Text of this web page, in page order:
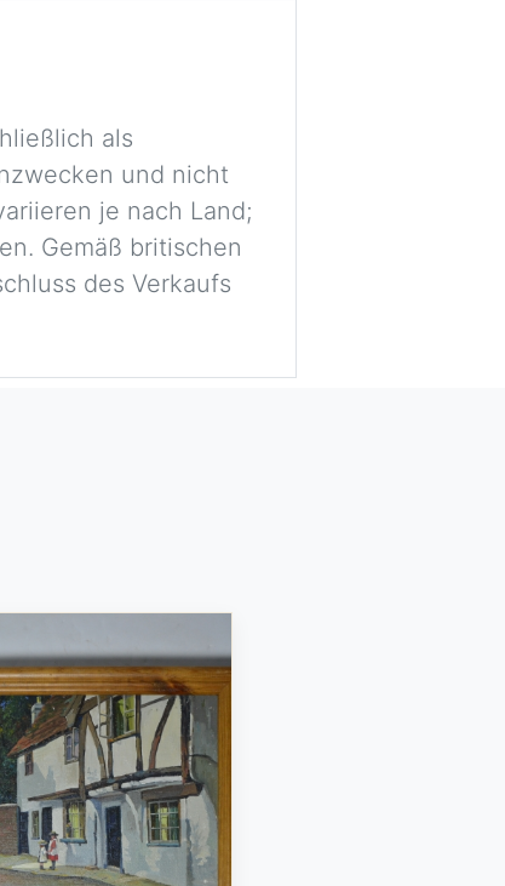
als
und nicht
je nach Land;
Gemäß britischen
des Verkaufs